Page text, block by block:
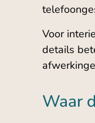
Voor
details
Waar